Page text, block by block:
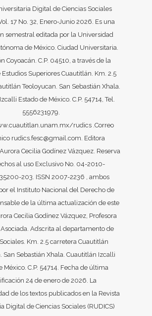
Digital de Ciencias Sociales
17 No. 32, Enero-Junio 2026. Es una
semestral editada por la Universidad
de México. Ciudad Universitaria.
Coyoacán. C.P. 04510, a través de la
Superiores Cuautitlán. Km. 2.5
Teoloyucan. San Sebastián Xhala.
Estado de México. C.P. 54714, Tel.
5556231979.
rudics .Correo
rudics.fesc@gmail.com. Editora
Cecilia Godínez Vázquez. Reserva
al uso Exclusivo No. 04-2010-
203. ISSN 2007-2236 , ambos
el Instituto Nacional del Derecho de
de la última actualización de este
Cecilia Godínez Vázquez, Profesora
Adscrita al departamento de
Km. 2.5 carretera Cuautitlán
San Sebastián Xhala. Cuautitlán Izcalli
México. C.P. 54714. Fecha de última
24 de enero de 2026. La
de los textos publicados en la Revista
Digital de Ciencias Sociales (RUDICS)